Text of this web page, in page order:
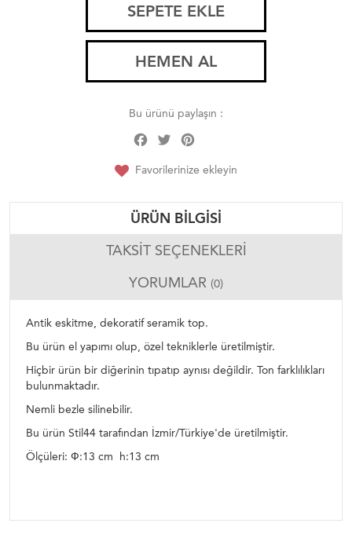
SEPETE EKLE
HEMEN AL
Bu ürünü paylaşın :
Facebook
Twitter
Favorilerinize ekleyin
ÜRÜN BILGISI
TAKSIT SEÇENEKLERI
YORUMLAR (0)
Antik eskitme, dekoratif seramik top.
Bu ürün el yapımı olup, özel tekniklerle üretilmiştir.
Hiçbir ürün bir diğerinin tıpatıp aynısı değildir. Ton farklılıkları
bulunmaktadır.
Nemli bezle silinebilir.
Bu ürün Stil44 tarafından İzmir/Türkiye'de üretilmiştir.
Ölçüleri: Ф:13 cm h:13 cm